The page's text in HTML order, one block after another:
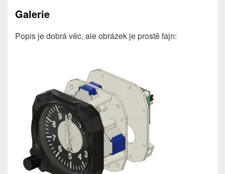
Galerie
Popis je dobrá věc, ale obrázek je prostě fajn: